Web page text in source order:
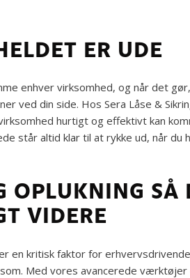
ER UDE
enhver virksomhed, og når det
ved din side. Hos Sera Låse &
hurtigt og effektivt kan
står altid klar til at rykke ud, når du
OPLUKNING
VIDERE
en kritisk faktor for
Med vores avancerede